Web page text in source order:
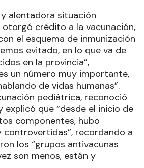
alentadora situación
otorgó crédito a la vacunación,
el esquema de inmunización
evitado, en lo que va de
en la provincia”,
un número muy importante,
de vidas humanas”.
pediátrica, reconoció
explicó que “desde el inicio de
componentes, hubo
controvertidas”, recordando a
los “grupos antivacunas
son menos, están y